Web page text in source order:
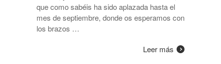
que como sabéis ha sido aplazada hasta el
mes de septiembre, donde os esperamos con
los brazos …
Leer más